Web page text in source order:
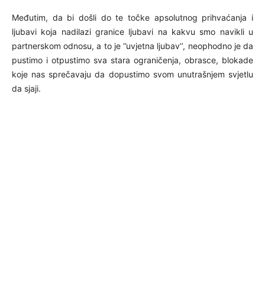
Međutim, da bi došli do te točke apsolutnog prihvaćanja i
ljubavi koja nadilazi granice ljubavi na kakvu smo navikli u
partnerskom odnosu, a to je ‘’uvjetna ljubav’’, neophodno je da
pustimo i otpustimo sva stara ograničenja, obrasce, blokade
koje nas sprečavaju da dopustimo svom unutrašnjem svjetlu
da sjaji.